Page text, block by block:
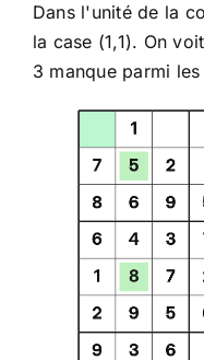
Dans l'unité de la
la case (1,1). On
3 manque parmi